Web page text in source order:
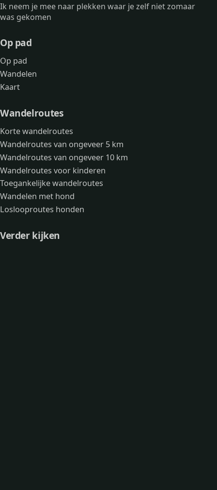
Ik neem je mee naar plekken waar je zelf niet zomaar
was gekomen
Op pad
Op pad
Wandelen
Kaart
Wandelroutes
Korte wandelroutes
Wandelroutes van ongeveer 5 km
Wandelroutes van ongeveer 10 km
Wandelroutes voor kinderen
Toegankelijke wandelroutes
Wandelen met hond
Loslooproutes honden
Verder kijken